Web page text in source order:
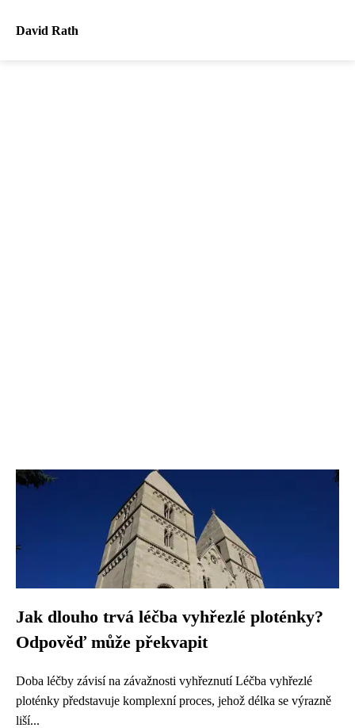
David Rath
Jak dlouho trvá léčba vyhřezlé ploténky?
Odpověď může překvapit
Doba léčby závisí na závažnosti vyhřeznutí Léčba vyhřezlé
ploténky představuje komplexní proces, jehož délka se výrazně
liší...